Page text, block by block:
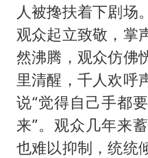
人被搀扶着下剧场
观众起立致敬，掌
然沸腾，观众仿佛
里清醒，千人欢呼
说“觉得自己手都
来”。观众几年来
也难以抑制，统统